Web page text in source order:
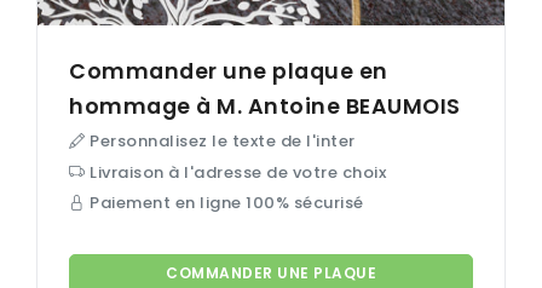
Commander une plaque en
hommage à M. Antoine BEAUMOIS
Personnalisez le texte de l'inter
Livraison à l'adresse de votre choix
Paiement en ligne 100% sécurisé
COMMANDER UNE PLAQUE